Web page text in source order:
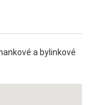
a bylinkové